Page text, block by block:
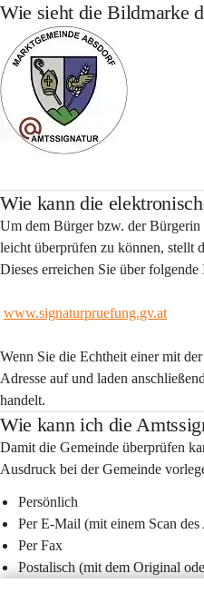
Wie sieht die Bildmarke
Wie kann die
Um dem Bürger bzw. der
leicht überprüfen zu können, stellt
Dieses erreichen Sie über folgende
www.signaturpruefung.gv.at
Wenn Sie die Echtheit einer mit
Adresse auf und laden
handelt.
Wie kann ich die
Damit die Gemeinde überprüfen
Ausdruck bei der Gemeinde
Persönlich
Per E-Mail (mit einem Scan
Per Fax
Postalisch (mit dem Original